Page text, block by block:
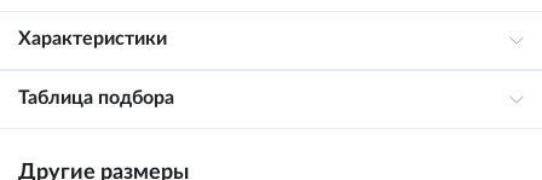
Характеристики
Таблица подбора
Другие размеры